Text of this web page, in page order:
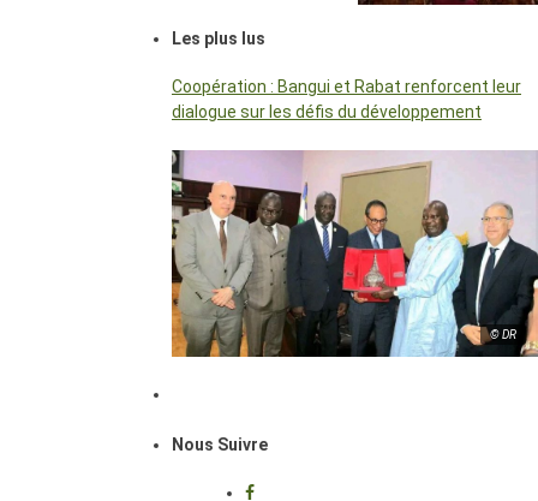
Les plus lus
Coopération : Bangui et Rabat renforcent leur
dialogue sur les défis du développement
© DR
Nous Suivre